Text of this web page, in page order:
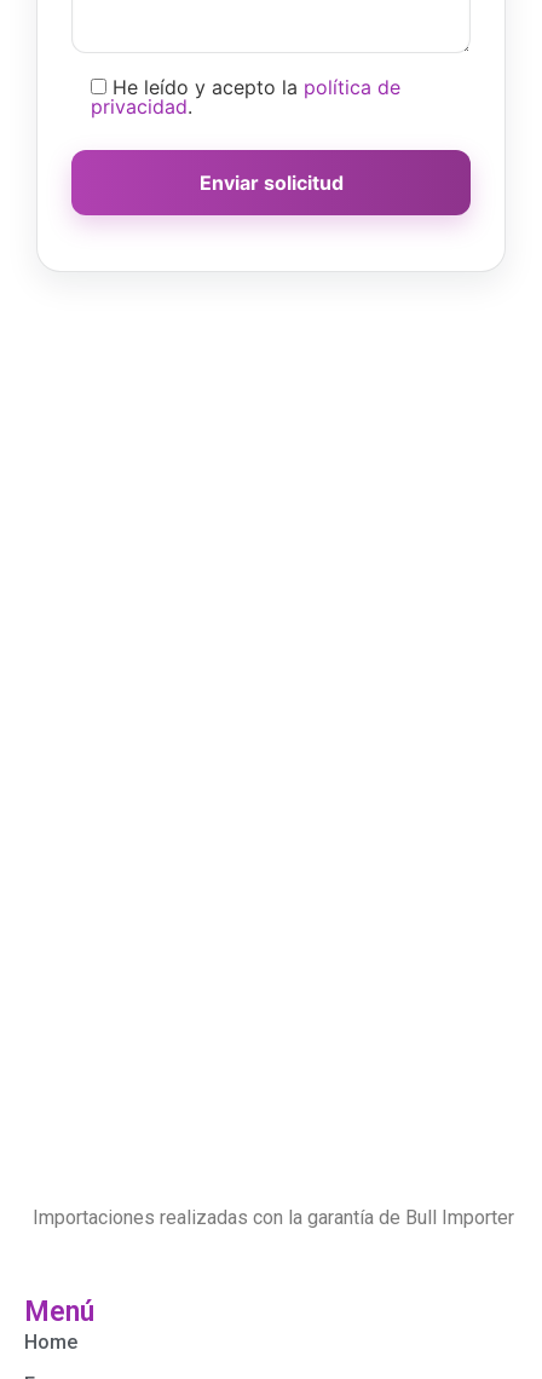
He leído y acepto la política de
privacidad.
Importaciones realizadas con la garantía de Bull Importer
Menú
Home